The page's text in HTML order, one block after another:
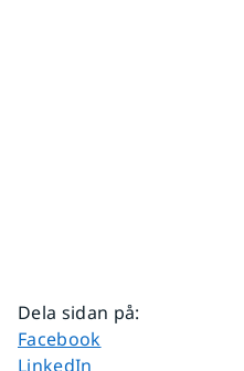
Dela sidan på:
Dela sidan på
Facebook
Dela sidan på
LinkedIn